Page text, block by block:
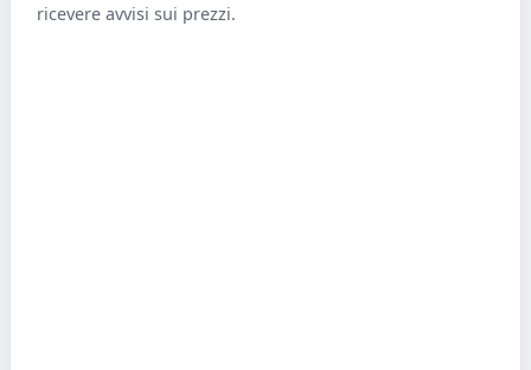
ricevere avvisi sui prezzi.